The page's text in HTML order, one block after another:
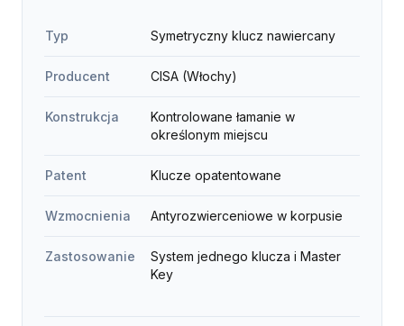
Typ Symetryczny klucz nawiercany
Producent CISA (Włochy)
Konstrukcja
Kontrolowane łamanie w
określonym miejscu
Patent Klucze opatentowane
Wzmocnienia Antyrozwierceniowe w korpusie
Zastosowanie
System jednego klucza i Master
Key